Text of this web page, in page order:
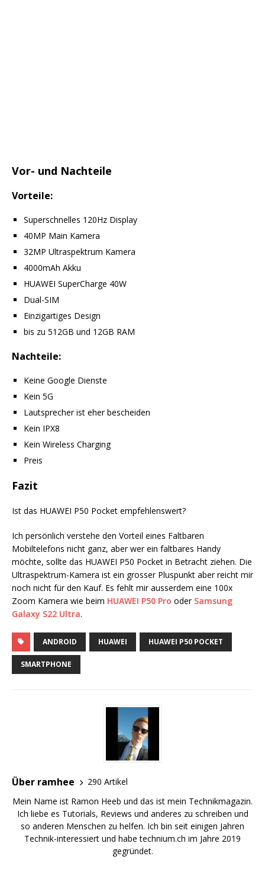
Vor- und Nachteile
Vorteile:
Superschnelles 120Hz Display
40MP Main Kamera
32MP Ultraspektrum Kamera
4000mAh Akku
HUAWEI SuperCharge 40W
Dual-SIM
Einzigartiges Design
bis zu 512GB und 12GB RAM
Nachteile:
Keine Google Dienste
Kein 5G
Lautsprecher ist eher bescheiden
Kein IPX8
Kein Wireless Charging
Preis
Fazit
Ist das HUAWEI P50 Pocket empfehlenswert?
Ich persönlich verstehe den Vorteil eines Faltbaren
Mobiltelefons nicht ganz, aber wer ein faltbares Handy
möchte, sollte das HUAWEI P50 Pocket in Betracht ziehen. Die
Ultraspektrum-Kamera ist ein grosser Pluspunkt aber reicht mir
noch nicht für den Kauf. Es fehlt mir ausserdem eine 100x
Zoom Kamera wie beim HUAWEI P50 Pro oder Samsung
Galaxy S22 Ultra.
ANDROID HUAWEI HUAWEI P50 POCKET
SMARTPHONE
Über ramhee
290 Artikel
Mein Name ist Ramon Heeb und das ist mein Technikmagazin.
Ich liebe es Tutorials, Reviews und anderes zu schreiben und
so anderen Menschen zu helfen. Ich bin seit einigen Jahren
Technik-interessiert und habe technium.ch im Jahre 2019
gegründet.